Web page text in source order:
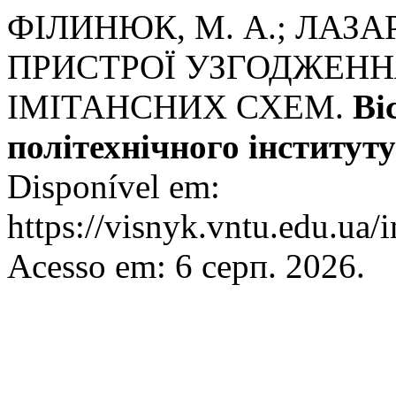
ФІЛИНЮК, М. А.;
ПРИСТРОЇ
ІМІТАНСНИХ СХЕМ.
політехнічного інституту
Disponível em:
https://
Acesso em: 6 серп. 2026.